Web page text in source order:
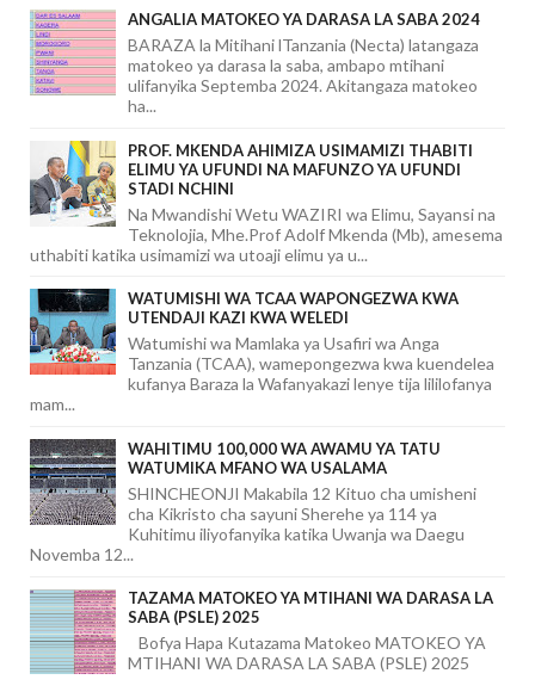
ANGALIA MATOKEO YA DARASA LA SABA 2024
BARAZA la Mitihani lTanzania (Necta) latangaza
matokeo ya darasa la saba, ambapo mtihani
ulifanyika Septemba 2024. Akitangaza matokeo
ha...
PROF. MKENDA AHIMIZA USIMAMIZI THABITI
ELIMU YA UFUNDI NA MAFUNZO YA UFUNDI
STADI NCHINI
Na Mwandishi Wetu WAZIRI wa Elimu, Sayansi na
Teknolojia, Mhe.Prof Adolf Mkenda (Mb), amesema
uthabiti katika usimamizi wa utoaji elimu ya u...
WATUMISHI WA TCAA WAPONGEZWA KWA
UTENDAJI KAZI KWA WELEDI
Watumishi wa Mamlaka ya Usafiri wa Anga
Tanzania (TCAA), wamepongezwa kwa kuendelea
kufanya Baraza la Wafanyakazi lenye tija lililofanya
mam...
WAHITIMU 100,000 WA AWAMU YA TATU
WATUMIKA MFANO WA USALAMA
SHINCHEONJI Makabila 12 Kituo cha umisheni
cha Kikristo cha sayuni Sherehe ya 114 ya
Kuhitimu iliyofanyika katika Uwanja wa Daegu
Novemba 12...
TAZAMA MATOKEO YA MTIHANI WA DARASA LA
SABA (PSLE) 2025
Bofya Hapa Kutazama Matokeo MATOKEO YA
MTIHANI WA DARASA LA SABA (PSLE) 2025